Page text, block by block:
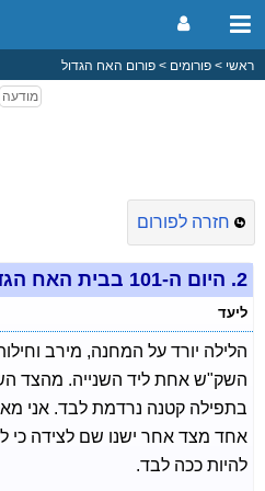
ראשי פורומים פורום האח הגדול
חזרה לפורום
2. היום ה-101 בבית האח הגדול
ליעד
הלילה יורד על המחנה, מירב
השק"ש אחת ליד השנייה. מהצד
בתפילה קטנה נרדמת לבד. אני
אחד מצד אחר ישנו שם לצידה כי
להיות ככה לבד.